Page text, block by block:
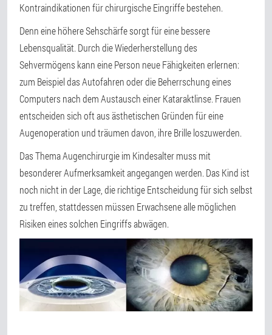
Kontraindikationen für chirurgische Eingriffe bestehen.
Denn eine höhere Sehschärfe sorgt für eine bessere
Lebensqualität. Durch die Wiederherstellung des
Sehvermögens kann eine Person neue Fähigkeiten erlernen:
zum Beispiel das Autofahren oder die Beherrschung eines
Computers nach dem Austausch einer Kataraktlinse. Frauen
entscheiden sich oft aus ästhetischen Gründen für eine
Augenoperation und träumen davon, ihre Brille loszuwerden.
Das Thema Augenchirurgie im Kindesalter muss mit
besonderer Aufmerksamkeit angegangen werden. Das Kind ist
noch nicht in der Lage, die richtige Entscheidung für sich selbst
zu treffen, stattdessen müssen Erwachsene alle möglichen
Risiken eines solchen Eingriffs abwägen.